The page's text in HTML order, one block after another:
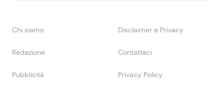
Chi siamo Disclaimer e Privacy
Redazione Contattaci
Pubblicità Privacy Policy